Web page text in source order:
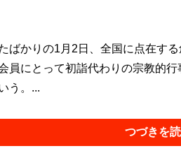
ばかりの1月2日、全国に点在す
員にとって初詣代わりの宗教的
う。...
つづきを